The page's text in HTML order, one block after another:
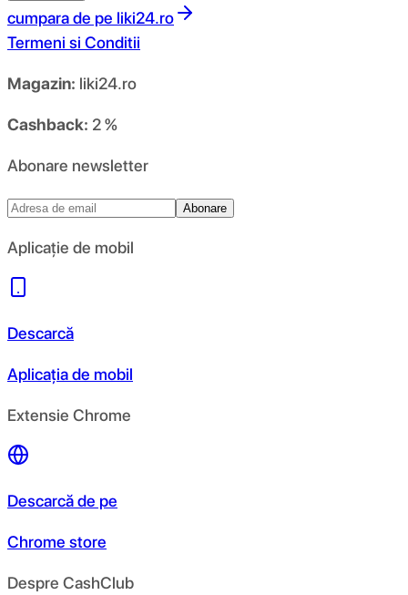
cumpara de pe liki24.ro
Termeni si Conditii
Magazin: liki24.ro
Cashback: 2 %
Abonare newsletter
Abonare
Aplicație de mobil
Descarcă
Aplicația de mobil
Extensie Chrome
Descarcă de pe
Chrome store
Despre CashClub